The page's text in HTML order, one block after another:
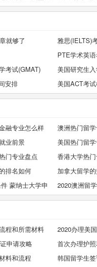
看全年龄中
就够了
雅思(IELTS)
PTE学术英
考试(GMAT)
美国研究生
安排
美国ACT考
融专业怎么样
澳洲热门留
请难不难
业前景
美国热门留
门专业盘点
香港大学热
排名如何
加拿大留学
蒙纳士大学申
2020澳洲留
业更容易
程和所需材料
2020办理美
申请攻略
首次办理护
料和流程
韩国留学生